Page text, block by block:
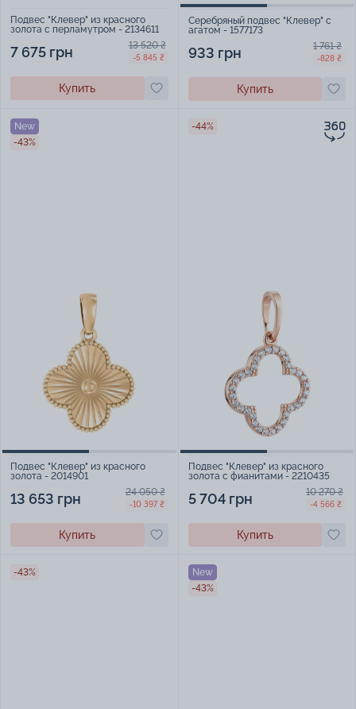
Подвес "Клевер" из красного
золота с перламутром - 2134611
7 675 грн 13 520 ₴
-5 845 ₴
Купить
Серебряный подвес "Клевер" с
агатом - 1577173
933 грн 1 761 ₴
-828 ₴
Купить
New
-43%
Подвес "Клевер" из красного
золота - 2014901
13 653 грн 24 050 ₴
-10 397 ₴
Купить
-44%
Подвес "Клевер" из красного
золота с фианитами - 2210435
5 704 грн 10 270 ₴
-4 566 ₴
Купить
-43%
New
-43%